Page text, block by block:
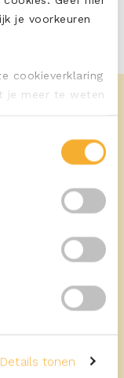
je voorkeuren
cookieverklaring
je meer te weten
Details tonen
20 min